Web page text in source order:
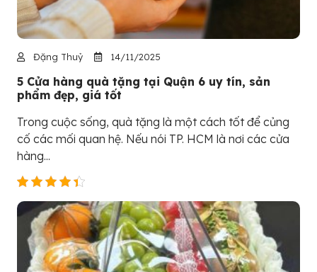
Đặng Thuỷ 14/11/2025
5 Cửa hàng quà tặng tại Quận 6 uy tín, sản
phẩm đẹp, giá tốt
Trong cuộc sống, quà tặng là một cách tốt để củng
cố các mối quan hệ. Nếu nói TP. HCM là nơi các cửa
hàng...